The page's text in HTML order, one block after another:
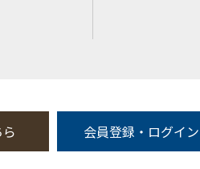
会員登録・ログイン